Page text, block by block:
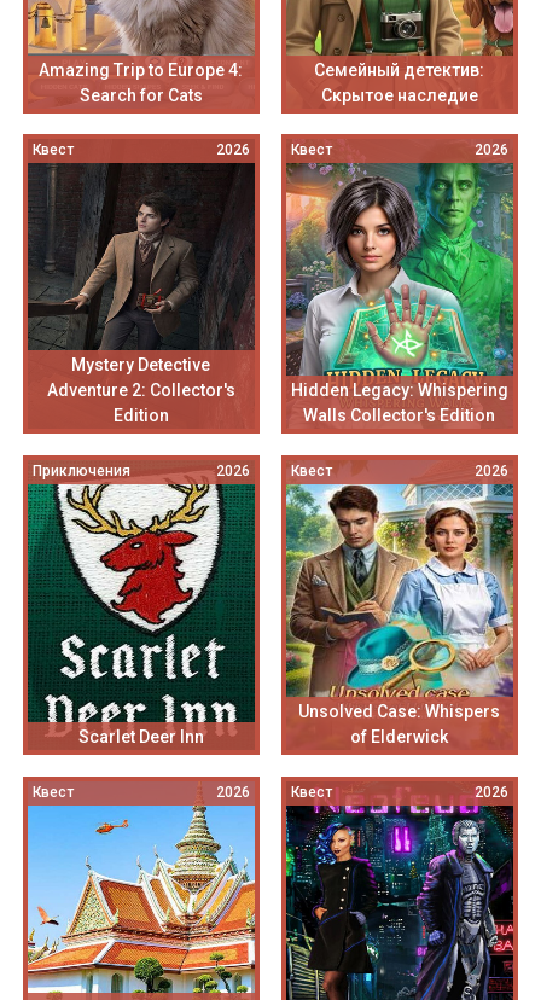
Amazing Trip to Europe 4:
Search for Cats
Семейный детектив:
Скрытое наследие
Квест 2026
Mystery Detective
Adventure 2: Collector's
Edition
Квест 2026
Hidden Legacy: Whispering
Walls Collector's Edition
Приключения 2026
Scarlet Deer Inn
Квест 2026
Unsolved Case: Whispers
of Elderwick
Квест 2026 Квест 2026